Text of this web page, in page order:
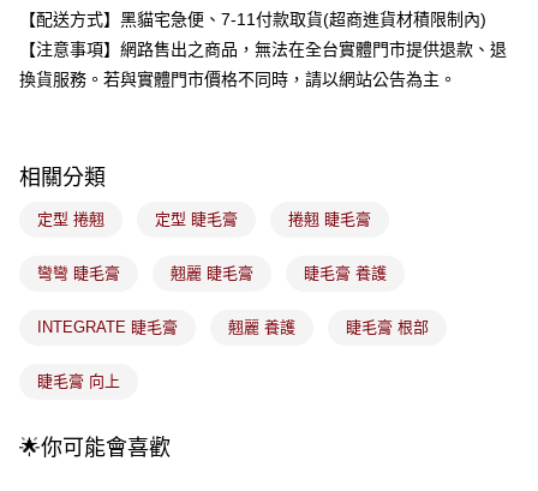
全盈+PAY
2.付款方式選擇「大哥付你分期」，訂單成立後會自動跳轉到大哥付的交易
流程，驗證手機門號後，選擇欲分期的期數、繳款截止日，確認付款後即完
成交易。
3.實際核准額度、可分期數及費用金額請依後續交易確認頁面所載為準。
消。如遇「轉專審核」未通過狀況，表示未達大哥付你分期系統評分，恕無
【繳款方式說明】
1.分期款項不併入電信帳單，「大哥付你分期」於每月結算日後寄送繳費提
2.透過簡訊連結打開帳單後，可選擇「超商條碼／台灣大直營門市／銀行轉
【注意事項】
每筆NT$100，滿NT$899(含以上)免運費
7-11取貨付款
【配送方式】黑貓宅急便、7-11付款取貨(超商進貨材積限制內)
【注意事項】網路售出之商品，無法在全台實體門市提供退款、退
換貨服務。若與實體門市價格不同時，請以網站公告為主。
相關分類
定型 捲翹 定型 睫毛膏 捲翹 睫毛膏
彎彎 睫毛膏 翹麗 睫毛膏 睫毛膏 養護
INTEGRATE 睫毛膏 翹麗 養護 睫毛膏 根部
睫毛膏 向上
🌟你可能會喜歡